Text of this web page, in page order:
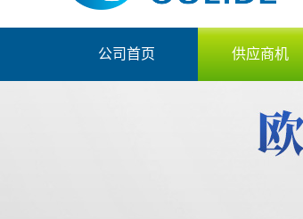
公司首页 供应商机